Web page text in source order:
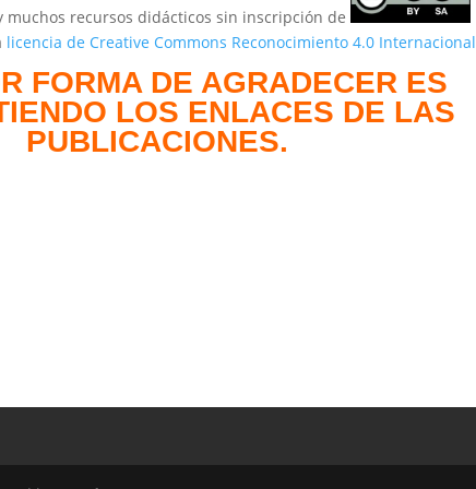
d
e
o
recursos didácticos sin inscripción de
licencia de Creative Commons Reconocimiento 4.0 Internacional
FORMA DE AGRADECER ES
LOS ENLACES DE LAS
PUBLICACIONES.